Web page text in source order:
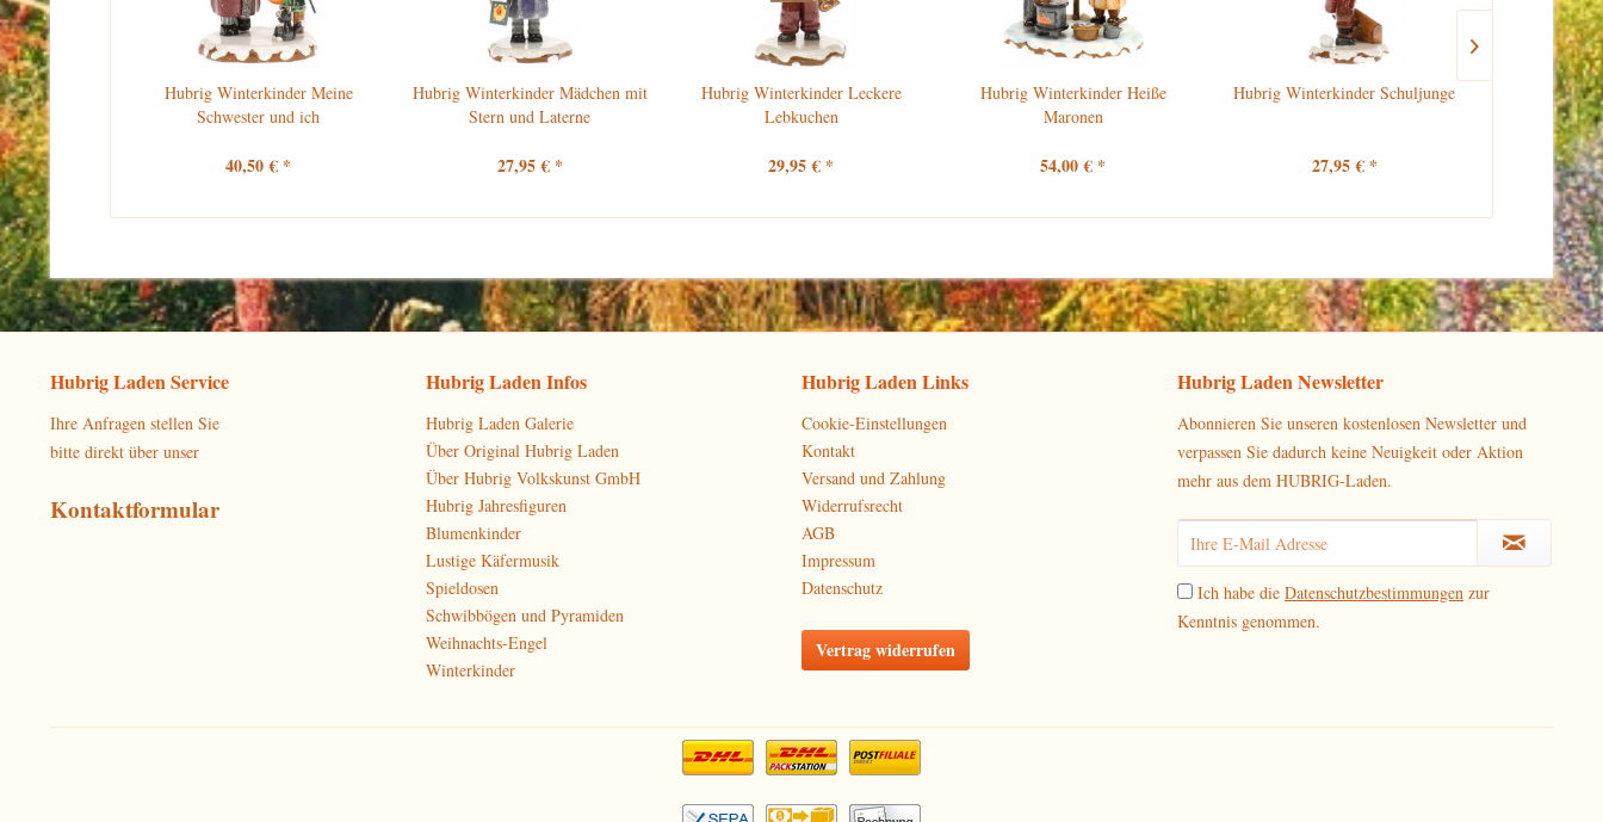
Hubrig Winterkinder Meine
Schwester und ich
40,50 € *
Hubrig Winterkinder Mädchen mit
Stern und Laterne
27,95 € *
Hubrig Winterkinder Leckere
Lebkuchen
29,95 € *
Hubrig Winterkinder Heiße
Maronen
54,00 € *
Hubrig Winterkinder Schuljunge
27,95 € *
Hubrig
Hubrig Laden Service
Ihre Anfragen stellen Sie
bitte direkt über unser
Kontaktformular
Hubrig Laden Infos
Hubrig Laden Galerie
Über Original Hubrig Laden
Über Hubrig Volkskunst GmbH
Hubrig Jahresfiguren
Blumenkinder
Lustige Käfermusik
Spieldosen
Schwibbögen und Pyramiden
Weihnachts-Engel
Winterkinder
Hubrig Laden Links
Cookie-Einstellungen
Kontakt
Versand und Zahlung
Widerrufsrecht
AGB
Impressum
Datenschutz
Vertrag widerrufen
Hubrig Laden Newsletter
Abonnieren Sie unseren kostenlosen Newsletter und
verpassen Sie dadurch keine Neuigkeit oder Aktion
mehr aus dem HUBRIG-Laden.
Ich habe die Datenschutzbestimmungen zur
Kenntnis genommen.